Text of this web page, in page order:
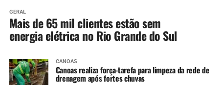
GERAL
Mais de 65 mil clientes estão sem
energia elétrica no Rio Grande do Sul
CANOAS
Canoas realiza força-tarefa para limpeza da rede de
drenagem após fortes chuvas